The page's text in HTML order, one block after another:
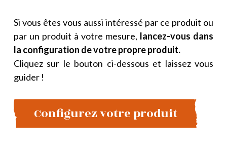
Si vous êtes vous aussi intéressé par ce produit ou
par un produit à votre mesure, lancez-vous dans
la configuration de votre propre produit.
Cliquez sur le bouton ci-dessous et laissez vous
guider !
Configurez votre produit